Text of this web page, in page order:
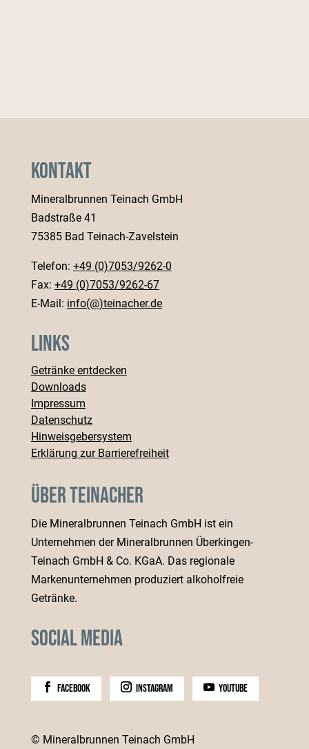
Kontakt
Mineralbrunnen Teinach GmbH
Badstraße 41
75385 Bad Teinach-Zavelstein
Telefon: +49 (0)7053/9262-0
Fax: +49 (0)7053/9262-67
E-Mail: info(@)teinacher.de
Links
Getränke entdecken
Downloads
Impressum
Datenschutz
Hinweisgebersystem
Erklärung zur Barrierefreiheit
Über Teinacher
Die Mineralbrunnen Teinach GmbH ist ein
Unternehmen der Mineralbrunnen Überkingen-
Teinach GmbH & Co. KGaA. Das regionale
Markenunternehmen produziert alkoholfreie
Getränke.
Social Media
facebook instagram youtube
© Mineralbrunnen Teinach GmbH